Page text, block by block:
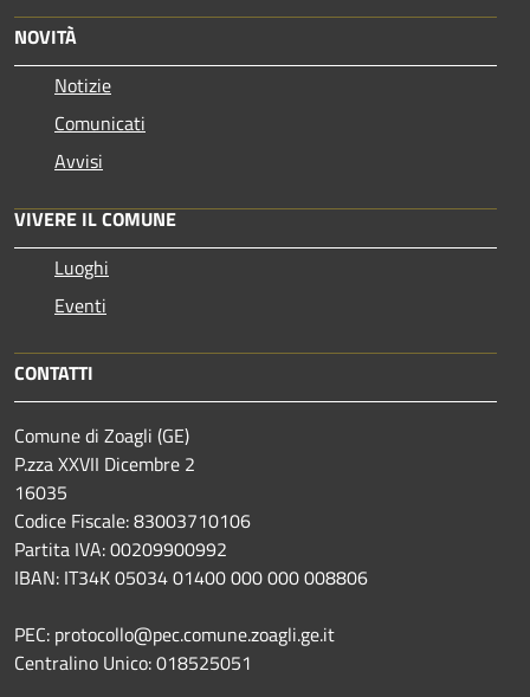
NOVITÀ
Notizie
Comunicati
Avvisi
VIVERE IL COMUNE
Luoghi
Eventi
CONTATTI
Comune di Zoagli (GE)
P.zza XXVII Dicembre 2
16035
Codice Fiscale: 83003710106
Partita IVA: 00209900992
IBAN: IT34K 05034 01400 000 000 008806
PEC: protocollo@pec.comune.zoagli.ge.it
Centralino Unico: 018525051